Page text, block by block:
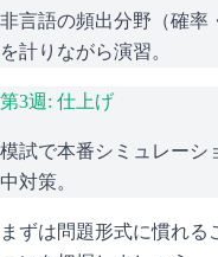
非言語の頻出分野（確率
を計りながら演習。
第3週: 仕上げ
模試で本番シミュレーシ
中対策。
まずは問題形式に慣れる